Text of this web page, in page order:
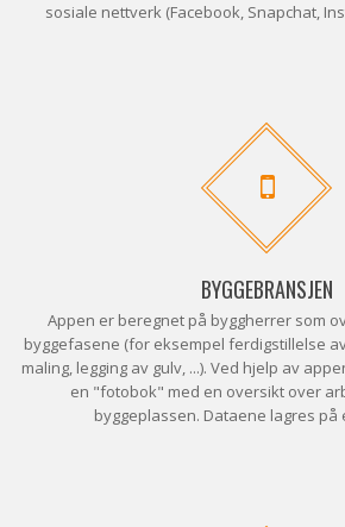
sosiale nettverk (Facebook, Snapchat,
BYGGEBRANSJEN
Appen er beregnet på byggherrer som
byggefasene (for eksempel ferdigstillelse
maling, legging av gulv, ...). Ved hjelp av
en "fotobok" med en oversikt over
byggeplassen. Dataene lagres på